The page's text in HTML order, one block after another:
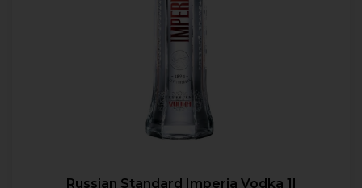
Russian Standard Imperia Vodka 1l